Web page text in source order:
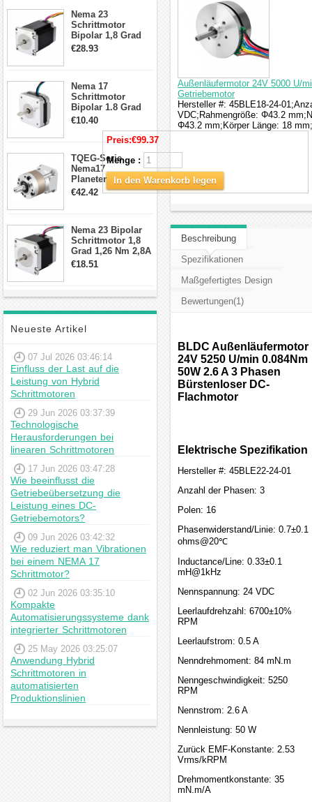
Nema 23
Schrittmotor
Bipolar 1,8 Grad
2,83Nm 4 A 2,26V
€28.93
Nema 17
Schrittmotor
Bipolar 1.8 Grad
8.7Ncm 1A 3.5V 4
Draden Hybrid-
Schrittmotor
€10.40
TQEG-Serie
Nema17
Planetengetriebe
10:1 Spiel 15Arc-
€42.42
Nema 23 Bipolar
Schrittmotor 1,8
Grad 1,26 Nm 2,8A
2,5V 4 Drähte
€18.51
Neueste Artikel
07 Jul 2026 03:46:14
Einfluss der Last auf die
Leistung von Hybrid
Schrittmotoren
29 Jun 2026 03:37:39
Technologische
Herausforderungen bei
linearen Schrittmotoren
17 Jun 2026 03:47:28
Wie beeinflusst die
Getriebeübersetzung die
Leistung eines DC-
Getriebemotors?
09 Jun 2026 03:42:32
Wie reduziert man Vibrationen
bei einem NEMA 17
Schrittmotor?
02 Jun 2026 03:35:10
Kompakte
Automatisierungssysteme dank
integrierter Schrittmotoren
25 May 2026 03:25:07
Anwendung Hybrid
Schrittmotoren in
automatisierten
Produktionslinien
Außenläufermotor 24V 5000 U/
Getriebemotor
Hersteller #: 45BLE18-24-
VDC;Rahmengröße: Φ43.2
Φ43.2 mm;Körper Länge: 18
Preis:€99.37
Menge :
In den Warenkorb legen
Beschreibung
Spezifikationen
Maßgefertigtes Design
Bewertungen(1)
BLDC Außenläufermotor
24V 5250 U/min 0.084Nm
50W 2.6 A 3 Phasen
Bürstenloser DC-
Flachmotor
Elektrische Spezifikation
Hersteller #: 45BLE22-24-01
Anzahl der Phasen: 3
Polen: 16
Phasenwiderstand/Linie: 0.7±0.1
ohms@20℃
Inductance/Line: 0.33±0.1
mH@1kHz
Nennspannung: 24 VDC
Leerlaufdrehzahl: 6700±10%
RPM
Leerlaufstrom: 0.5 A
Nenndrehmoment: 84 mN.m
Nenngeschwindigkeit: 5250
RPM
Nennstrom: 2.6 A
Nennleistung: 50 W
Zurück EMF-Konstante: 2.53
Vrms/kRPM
Drehmomentkonstante: 35
mN.m/A